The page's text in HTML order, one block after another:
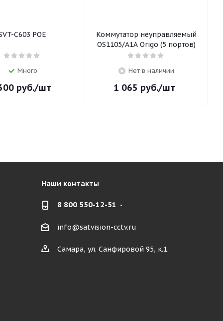
C603 POE
Много
руб./шт
Коммутатор неуправляемый
OS1105/A1A Origo (5 портов)
Нет в наличии
1 065 руб./шт
Наши контакты
8 800 550-12-51
info@satvision-cctv.ru
Самара, ул. Санфировой 95, к.1.